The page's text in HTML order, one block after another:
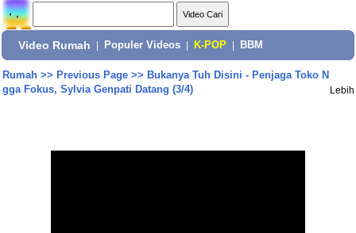
Video Rumah Populer Videos K-POP BBM
Rumah>> Previous Page>> Bukanya Tuh Disini - Penjaga Toko N
gga Fokus, Sylvia Genpati Datang (3/4)
Lebih